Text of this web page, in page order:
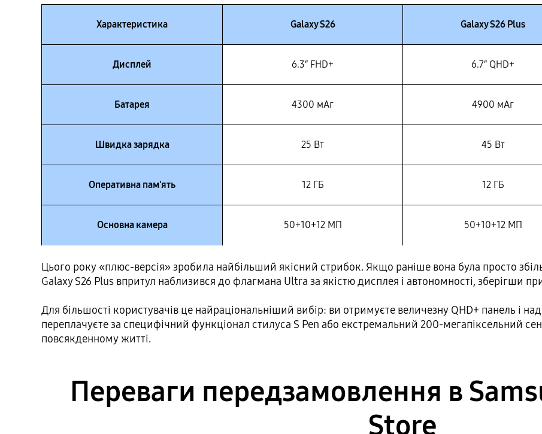
Характеристика Galaxy S26 Galaxy S26 Plus
Дисплей 6.3″ FHD+ 6.7″ QHD+
Батарея 4300 мАг 4900 мАг
Швидка зарядка 25 Вт 45 Вт
Оперативна пам'ять 12 ГБ 12 ГБ
Основна камера 50+10+12 МП 50+10+12 МП
Цього року «плюс-версія» зробила найбільший якісний стрибок. Якщо раніше вона була просто
Galaxy S26 Plus впритул наблизився до флагмана Ultra за якістю дисплея і автономності, зберігши
Для більшості користувачів це найраціональніший вибір: ви отримуєте величезну QHD+ панель і
переплачуєте за специфічний функціонал стилуса S Pen або екстремальний 200-мегапіксельний
повсякденному житті.
Переваги передзамовлення в
Store